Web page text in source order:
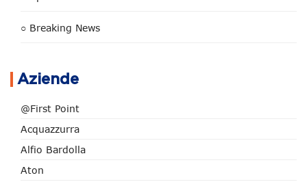
○ Breaking News
Aziende
@First Point
Acquazzurra
Alfio Bardolla
Aton